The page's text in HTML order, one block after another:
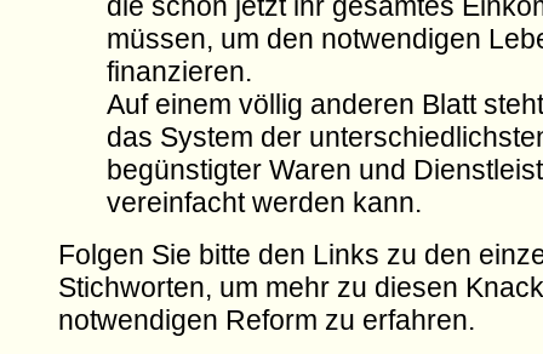
müssen, um den notwendigen
finanzieren.
Auf einem völlig anderen Blatt
das System der
begünstigter Waren und
vereinfacht werden kann.
Folgen Sie bitte den Links zu den
Stichworten, um mehr zu diesen
notwendigen Reform zu erfahren.